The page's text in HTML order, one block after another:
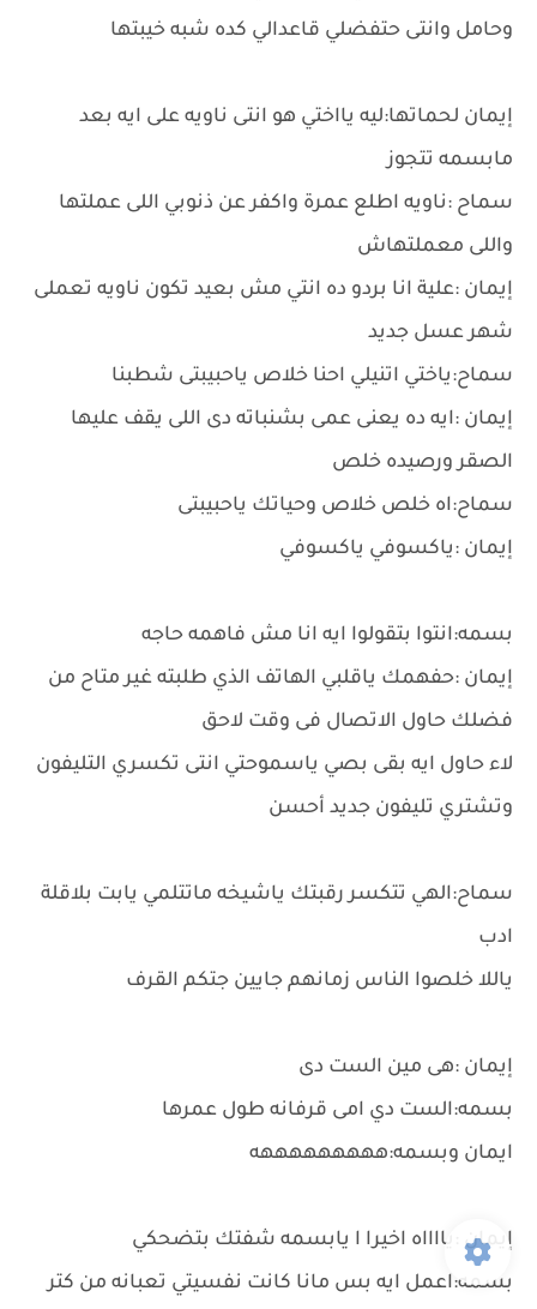
وحامل وانتى حتفضلي قاعدالي كده شبه خيبتها
إيمان لحماتها:ليه يااختي هو انتى ناويه على ايه بعد
مابسمه تتجوز
سماح :ناويه اطلع عمرة واكفر عن ذنوبي اللى عملتها
واللى معملتهاش
إيمان :علية انا بردو ده انتي مش بعيد تكون ناويه تعملى
شهر عسل جديد
سماح:ياختي اتنيلي احنا خلاص ياحبيبتى شطبنا
إيمان :ايه ده يعنى عمى بشنباته دى اللى يقف عليها
الصقر ورصيده خلص
سماح:اه خلص خلاص وحياتك ياحبيبتى
إيمان :ياكسوفي ياكسوفي
بسمه:انتوا بتقولوا ايه انا مش فاهمه حاجه
إيمان :حفهمك ياقلبي الهاتف الذي طلبته غير متاح من
فضلك حاول الاتصال فى وقت لاحق
لاء حاول ايه بقى بصي ياسموحتي انتى تكسري التليفون
وتشتري تليفون جديد أحسن
سماح:الهي تتكسر رقبتك ياشيخه ماتتلمي يابت بلاقلة
ادب
ياللا خلصوا الناس زمانهم جايين جتكم القرف
إيمان :هى مين الست دى
بسمه:الست دي امى قرفانه طول عمرها
ايمان وبسمه:هههههههههه
إيمان :يااااه اخيرا ا يابسمه شفتك بتضحكي
بسمه:اعمل ايه بس مانا كانت نفسيتي تعبانه من كتر